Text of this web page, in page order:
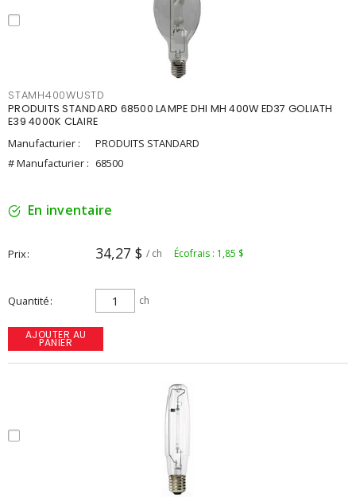
STAMH400WUSTD
PRODUITS STANDARD 68500 LAMPE DHI MH 400W ED37 GOLIATH
E39 4000K CLAIRE
Manufacturier :
PRODUITS STANDARD
# Manufacturier : 68500
En inventaire
Prix 34,27 $ / ch Écofrais : 1,85 $
Quantité ch
AJOUTER AU
PANIER